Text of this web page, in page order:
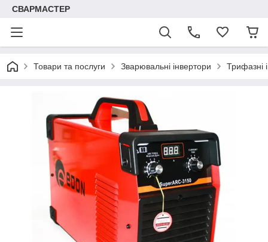
СВАРМАСТЕР
Товари та послуги Зварювальні інвертори Трифазні